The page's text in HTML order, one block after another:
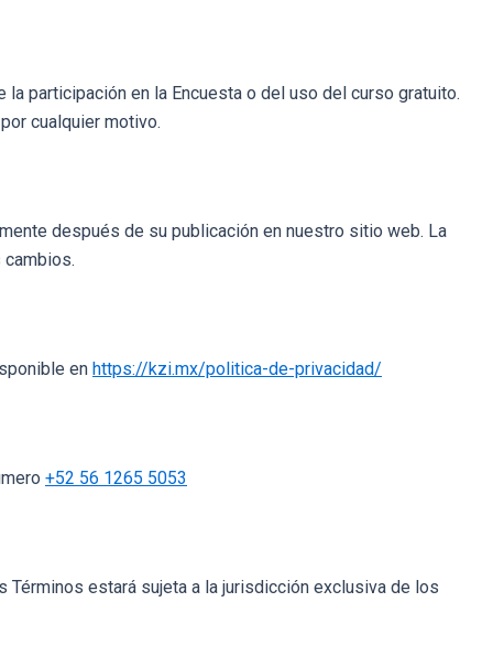
participación en la Encuesta o del uso del curso gratuito.
cualquier motivo.
después de su publicación en nuestro sitio web. La
en https://kzi.mx/politica-de-privacidad/
+52 56 1265 5053
estará sujeta a la jurisdicción exclusiva de los